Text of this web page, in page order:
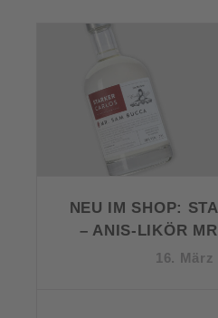
NEU IM SHOP:
– ANIS-LIKÖR
16. März